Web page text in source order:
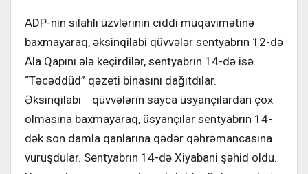
ADP-nin silahlı üzvlərinin ciddi müqavimətinə
baxmayaraq, əksinqilabi qüvvələr sentyabrın 12-də
Ala Qapını ələ keçirdilər, sentyabrın 14-də isə
“Təcəddüd” qəzeti binasını dağıtdılar.
Əksinqilabi qüvvələrin sayca üsyançılardan çox
olmasına baxmayaraq, üsyançılar sentyabrın 14-
dək son damla qanlarına qədər qəhrəmancasına
vuruşdular. Sentyabrın 14-də Xiyabani şəhid oldu.